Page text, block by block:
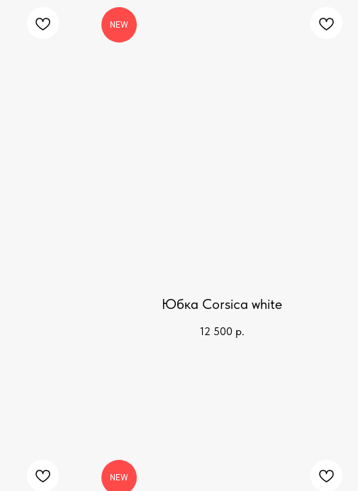
NEW
Юбка Corsica white
12 500 р.
NEW